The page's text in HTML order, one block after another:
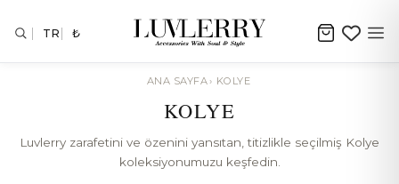
TR ₺
ANA SAYFA› KOLYE
KOLYE
Luvlerry zarafetini ve özenini yansıtan, titizlikle seçilmiş Kolye
koleksiyonumuzu keşfedin.